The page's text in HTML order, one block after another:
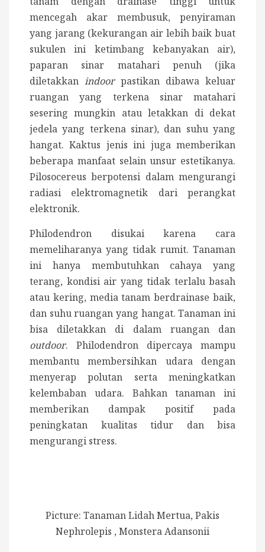
mencegah akar membusuk, penyiraman
yang jarang (kekurangan air lebih baik buat
sukulen ini ketimbang kebanyakan air),
paparan sinar matahari penuh (jika
diletakkan indoorpastikan dibawa keluar
ruangan yang terkena sinar matahari
sesering mungkin atau letakkan di dekat
jedela yang terkena sinar), dan suhu yang
hangat. Kaktus jenis ini juga memberikan
beberapa manfaat selain unsur estetikanya.
Pilosocereus berpotensi dalam mengurangi
radiasi elektromagnetik dari perangkat
elektronik.
Philodendron disukai karena cara
memeliharanya yang tidak rumit. Tanaman
ini hanya membutuhkan cahaya yang
terang, kondisi air yang tidak terlalu basah
atau kering, media tanam berdrainase baik,
dan suhu ruangan yang hangat. Tanaman ini
bisa diletakkan di dalam ruangan dan
outdoor. Philodendron dipercaya mampu
membantu membersihkan udara dengan
menyerap polutan serta meningkatkan
kelembaban udara. Bahkan tanaman ini
memberikan dampak positif pada
peningkatan kualitas tidur dan bisa
mengurangi stress.
Picture: Tanaman Lidah Mertua, Pakis
Nephrolepis , Monstera Adansonii